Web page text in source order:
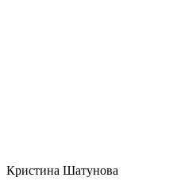
Кристина Шатунова